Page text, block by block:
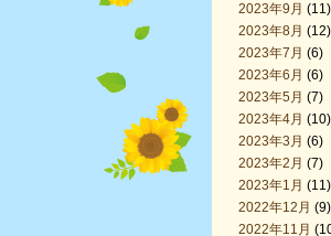
2023年9月 (11)
2023年8月 (12)
2023年7月 (6)
2023年6月 (6)
2023年5月 (7)
2023年4月 (10)
2023年3月 (6)
2023年2月 (7)
2023年1月 (11)
2022年12月 (9)
2022年11月